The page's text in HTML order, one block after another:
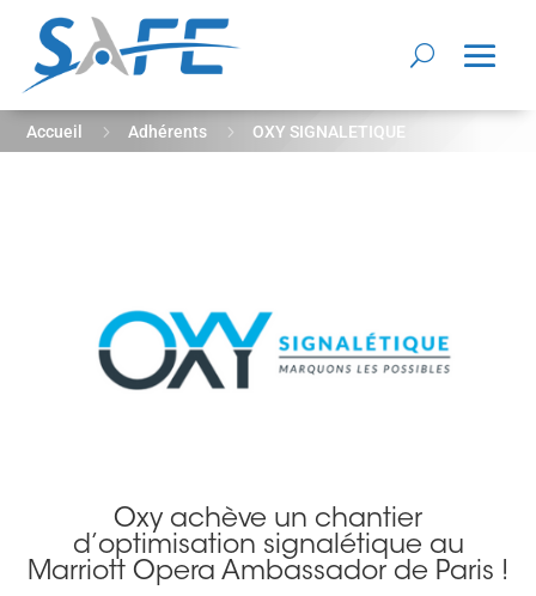
Accueil 5 Adhérents 5 OXY SIGNALETIQUE
Oxy achève un chantier
d’optimisation signalétique au
Marriott Opera Ambassador de Paris !